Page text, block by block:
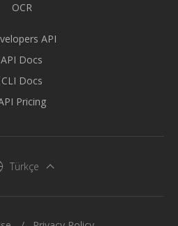
OCR
API
API Docs
CLI Docs
Pricing
Türkçe